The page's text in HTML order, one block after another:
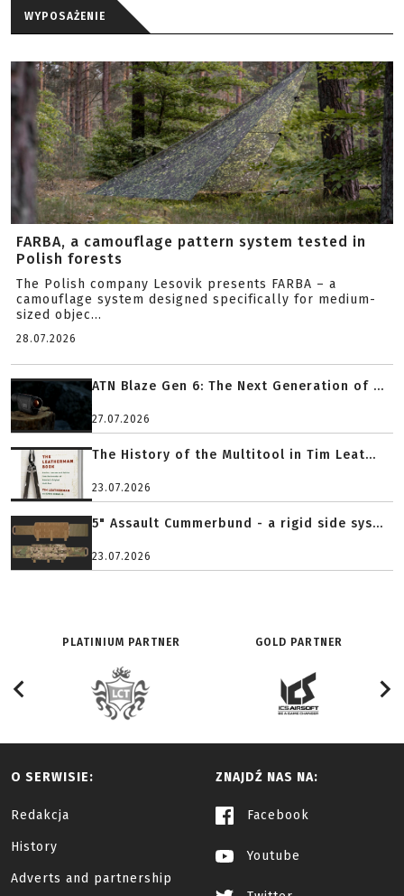
WYPOSAŻENIE
FARBA, a camouflage pattern system tested in
Polish forests
The Polish company Lesovik presents FARBA – a
camouflage system designed specifically for medium-
sized objec...
28.07.2026
ATN Blaze Gen 6: The Next Generation of ...
27.07.2026
The History of the Multitool in Tim Leat...
23.07.2026
5" Assault Cummerbund - a rigid side sys...
23.07.2026
PLATINIUM PARTNER GOLD PARTNER
O SERWISIE:
Redakcja
History
Adverts and partnership
ZNAJDŹ NAS NA:
Facebook
Youtube